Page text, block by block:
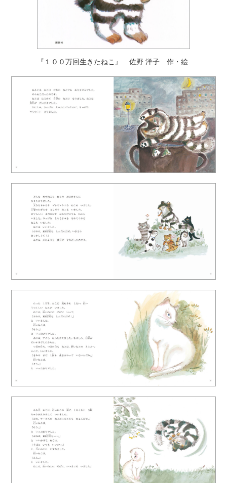
『１００万回生きたねこ』 佐野 洋子 作・絵